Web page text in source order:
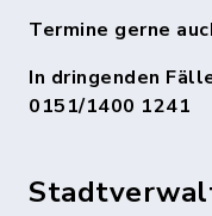
Termine gerne
In dringenden
0151/1400 1241